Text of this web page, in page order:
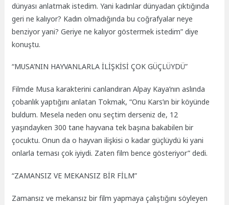
dünyası anlatmak istedim. Yani kadınlar dünyadan çıktığında
geri ne kalıyor? Kadın olmadığında bu coğrafyalar neye
benziyor yani? Geriye ne kalıyor göstermek istedim” diye
konuştu.
“MUSA’NIN HAYVANLARLA İLİŞKİSİ ÇOK GÜÇLÜYDÜ”
Filmde Musa karakterini canlandıran Alpay Kaya’nın aslında
çobanlık yaptığını anlatan Tokmak, “Onu Kars’ın bir köyünde
buldum. Mesela neden onu seçtim derseniz de, 12
yaşındayken 300 tane hayvana tek başına bakabilen bir
çocuktu. Onun da o hayvan ilişkisi o kadar güçlüydü ki yani
onlarla teması çok iyiydi. Zaten film bence gösteriyor” dedi.
“ZAMANSIZ VE MEKANSIZ BİR FİLM”
Zamansız ve mekansız bir film yapmaya çalıştığını söyleyen